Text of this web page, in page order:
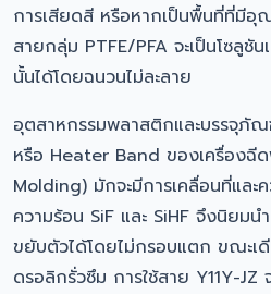
การเสียดสี หรือหากเป็นพื้นที่ที่มี
สายกลุ่ม PTFE/PFA จะเป็นโซลูชั
นั้นได้โดยฉนวนไม่ละลาย
อุตสาหกรรมพลาสติกและบรรจุภั
หรือ Heater Band ของเครื่อง
Molding) มักจะมีการเคลื่อนที่และ
ความร้อน SiF และ SiHF จึงนิยมน
ขยับตัวได้โดยไม่กรอบแตก ขณะเ
ดรอลิกรั่วซึม การใช้สาย Y11Y-